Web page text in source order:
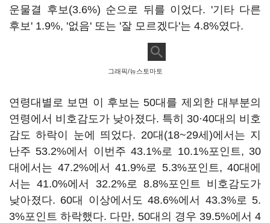
운물결 후보(3.6%) 순으로 뒤를 이었다. '기타 다른
후보' 1.9%, '없음' 또는 '잘 모르겠다'는 4.8%였다.
그래픽/뉴스토마토
연령대별로 보면 이 후보는 50대를 제외한 대부분의
연령에서 비호감도가 낮아졌다. 특히 30·40대의 비호
감도 하락이 눈에 띄었다. 20대(18~29세)에서는 지
난주 53.2%에서 이번주 43.1%로 10.1%포인트, 30
대에서는 47.2%에서 41.9%로 5.3%포인트, 40대에
서는 41.0%에서 32.2%로 8.8%포인트 비호감도가
낮아졌다. 60대 이상에서도 48.6%에서 43.3%로 5.
3%포인트 하락했다. 다만, 50대의 경우 39.5%에서 4